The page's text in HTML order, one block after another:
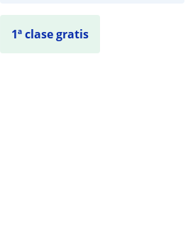
1ª clase gratis